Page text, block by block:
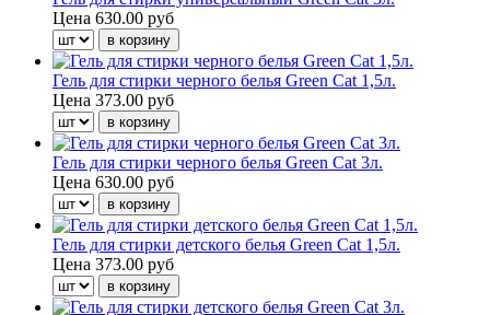
Цена 630.00 руб
Гель для стирки черного белья Green Cat 1,5л.
Цена 373.00 руб
Гель для стирки черного белья Green Cat 3л.
Цена 630.00 руб
Гель для стирки детского белья Green Cat 1,5л.
Цена 373.00 руб